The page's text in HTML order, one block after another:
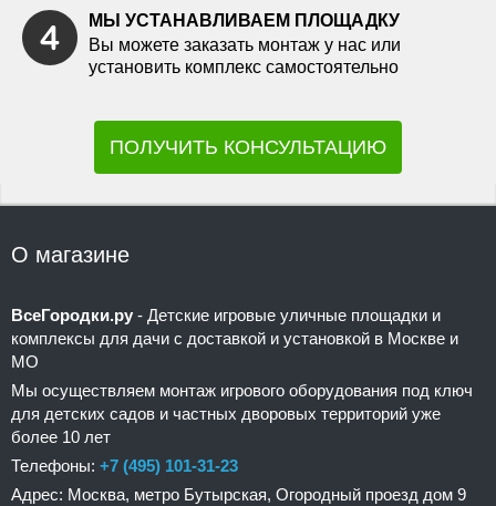
МЫ УСТАНАВЛИВАЕМ ПЛОЩАДКУ
Вы можете заказать монтаж у нас или
установить комплекс самостоятельно
ПОЛУЧИТЬ КОНСУЛЬТАЦИЮ
О магазине
ВсеГородки.ру - Детские игровые уличные площадки и
комплексы для дачи с доставкой и установкой в Москве и
МО
Мы осуществляем монтаж игрового оборудования под ключ
для детских садов и частных дворовых территорий уже
более 10 лет
Телефоны: +7 (495) 101-31-23
Адрес: Москва, метро Бутырская, Огородный проезд дом 9